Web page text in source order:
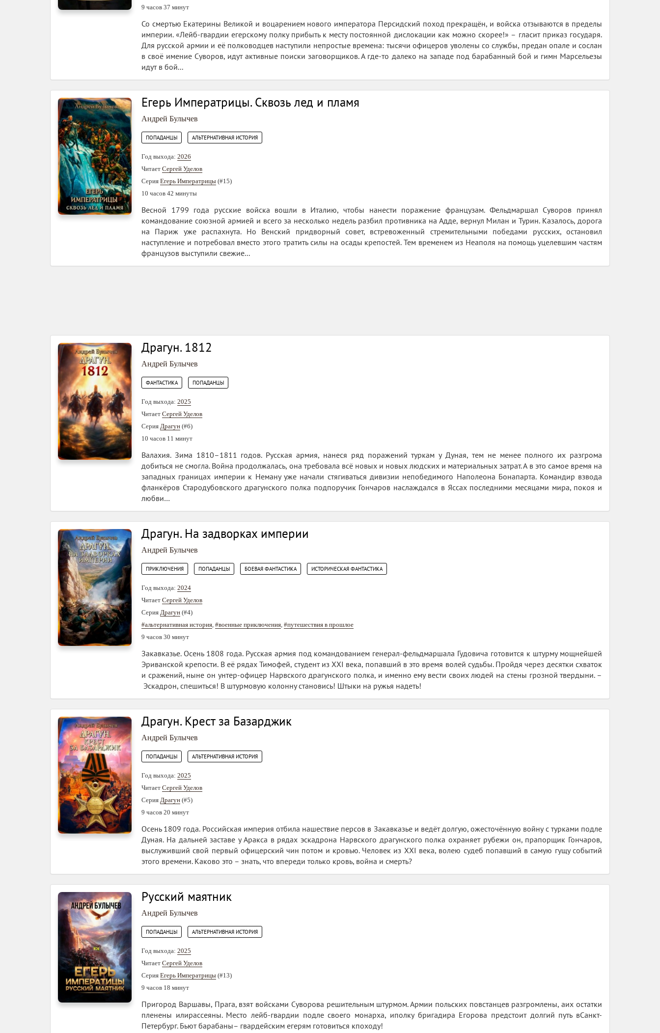
9 часов 37 минут
Со смертью Екатерины Великой и воцарением нового императора Персидский поход прекращён, и войска отзываются в пределы
империи. «Лейб-гвардии егерскому полку прибыть к месту постоянной дислокации как можно скорее!» – гласит приказ государя.
Для русской армии и её полководцев наступили непростые времена: тысячи офицеров уволены со службы, предан опале и сослан
в своё имение Суворов, идут активные поиски заговорщиков. А где-то далеко на западе под барабанный бой и гимн Марсельезы
идут в бой...
Егерь Императрицы. Сквозь лед и пламя
Андрей Булычев
ПОПАДАНЦЫ АЛЬТЕРНАТИВНАЯ ИСТОРИЯ
Год выхода: 2026
Читает Сергей Уделов
Серия Егерь Императрицы (#15)
10 часов 42 минуты
Весной 1799 года русские войска вошли в Италию, чтобы нанести поражение французам. Фельдмаршал Суворов принял
командование союзной армией и всего за несколько недель разбил противника на Адде, вернул Милан и Турин. Казалось, дорога
на Париж уже распахнута. Но Венский придворный совет, встревоженный стремительными победами русских, остановил
наступление и потребовал вместо этого тратить силы на осады крепостей. Тем временем из Неаполя на помощь уцелевшим частям
французов выступили свежие...
Драгун. 1812
Андрей Булычев
ФАНТАСТИКА ПОПАДАНЦЫ
Год выхода: 2025
Читает Сергей Уделов
Серия Драгун (#6)
10 часов 11 минут
Валахия. Зима 1810–1811 годов. Русская армия, нанеся ряд поражений туркам у Дуная, тем не менее полного их разгрома
добиться не смогла. Война продолжалась, она требовала всё новых и новых людских и материальных затрат. А в это самое время на
западных границах империи к Неману уже начали стягиваться дивизии непобедимого Наполеона Бонапарта. Командир взвода
фланкёров Стародубовского драгунского полка подпоручик Гончаров наслаждался в Яссах последними месяцами мира, покоя и
любви…
Драгун. На задворках империи
Андрей Булычев
ПРИКЛЮЧЕНИЯ ПОПАДАНЦЫ БОЕВАЯ ФАНТАСТИКА ИСТОРИЧЕСКАЯ ФАНТАСТИКА
Год выхода: 2024
Читает Сергей Уделов
Серия Драгун (#4)
#альтернативная история, #военные приключения, #путешествия в прошлое
9 часов 30 минут
Закавказье. Осень 1808 года. Русская армия под командованием генерал-фельдмаршала Гудовича готовится к штурму мощнейшей
Эриванской крепости. В её рядах Тимофей, студент из XXI века, попавший в это время волей судьбы. Пройдя через десятки схваток
и сражений, ныне он унтер-офицер Нарвского драгунского полка, и именно ему вести своих людей на стены грозной твердыни. –
Эскадрон, спешиться! В штурмовую колонну становись! Штыки на ружья надеть!
Драгун. Крест за Базарджик
Андрей Булычев
ПОПАДАНЦЫ АЛЬТЕРНАТИВНАЯ ИСТОРИЯ
Год выхода: 2025
Читает Сергей Уделов
Серия Драгун (#5)
9 часов 20 минут
Осень 1809 года. Российская империя отбила нашествие персов в Закавказье и ведёт долгую, ожесточённую войну с турками подле
Дуная. На дальней заставе у Аракса в рядах эскадрона Нарвского драгунского полка охраняет рубежи он, прапорщик Гончаров,
выслуживший свой первый офицерский чин потом и кровью. Человек из XXI века, волею судеб попавший в самую гущу событий
этого времени. Каково это – знать, что впереди только кровь, война и смерть?
Русский маятник
Андрей Булычев
ПОПАДАНЦЫ АЛЬТЕРНАТИВНАЯ ИСТОРИЯ
Год выхода: 2025
Читает Сергей Уделов
Серия Егерь Императрицы (#13)
9 часов 18 минут
Пригород Варшавы, Прага, взят войсками Суворова решительным штурмом. Армии польских повстанцев разгромлены, аих остатки
пленены илирассеяны. Место лейб-гвардии подле своего монарха, иполку бригадира Егорова предстоит долгий путь вСанкт-
Петербург. Бьют барабаны– гвардейским егерям готовиться кпоходу!